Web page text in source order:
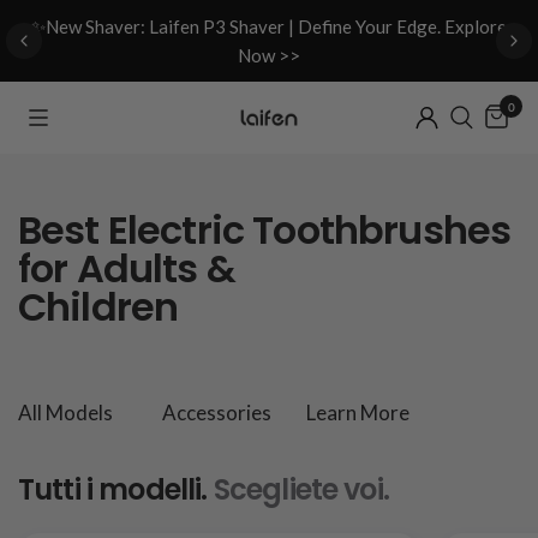
✨New Shaver: Laifen P3 Shaver | Define Your Edge. Explore
Now >>
0
Best Electric Toothbrushes
for Adults &
Children
All Models Accessories Learn More
Tutti i modelli. Scegliete voi.